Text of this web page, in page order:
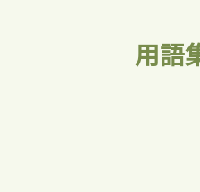
用語